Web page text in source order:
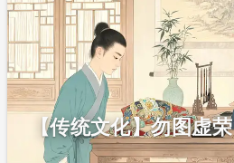
【传统文化】勿图虚荣